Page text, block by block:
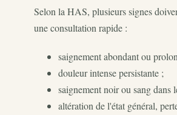
Selon la HAS, plusieurs signes
une consultation rapide :
saignement abondant ou
douleur intense persistante ;
saignement noir ou sang dans
altération de l'état général,